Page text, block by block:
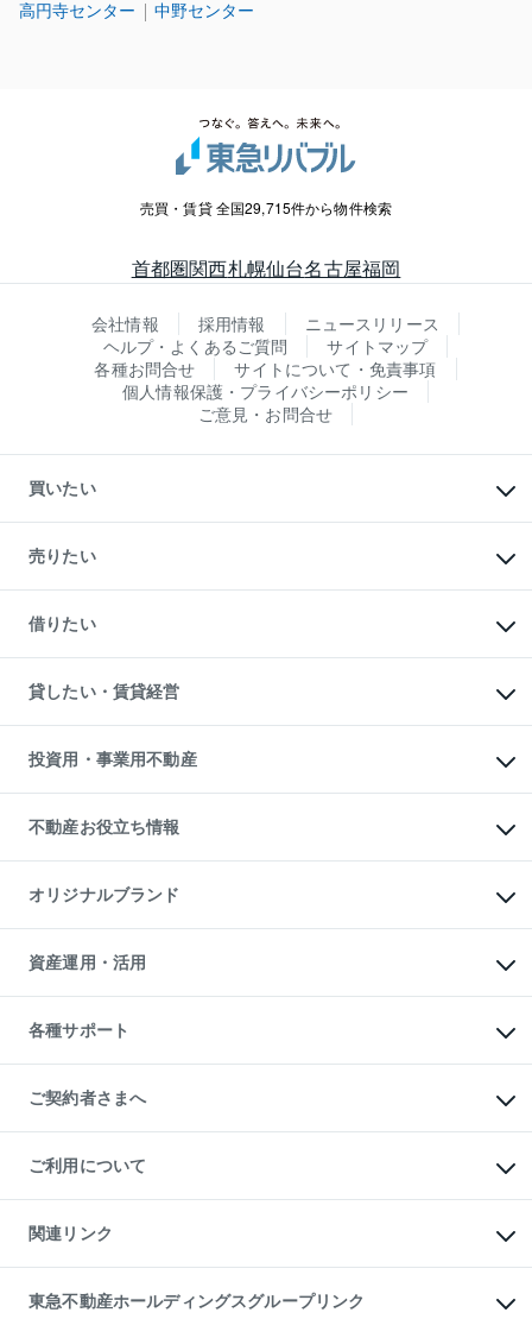
高円寺センター 中野センター
売買・賃貸 全国29,715件から物件検索
首都圏関西札幌仙台名古屋福岡
会社情報 採用情報
ニュースリリース
ヘルプ・よくあるご質問
サイトマップ
各種お問合せ
サイトについて・免責事項
個人情報保護・プライバシーポリシー
ご意見・お問合せ
買いたい
新築・分譲マンションの購入
中古マンションの購入
一戸建ての購入
中古一戸建ての購入
不動産購入の流れ
注目キーワード物件特集
購入ガイド
English 繁体中文簡体中文
売りたい
一戸建ての売却・査定
土地の売却・査定
スピードAI査定
不動産査定について
不動産売却の流れ
不動産買換えの流れ
売却ガイド
借りたい
オフィス・店舗の賃貸
借りるときの流れ
借りるガイド
貸したい・賃貸経営
マンション賃料データ
賃貸管理プラン
リロケーションについて
貸すガイド
投資用・事業用不動産
事業用不動産
マンション投資
投資用マンション
アパート経営
収益物件
ビル購入（ビル一棟）
投資用不動産の売却査定
事業用不動産の売却査定
不動産お役立ち情報
マンションライブラリー
人気マンションランキング
暮らしに役立つ不動産メディア
不動産相場・不動産価格情報
不動産コラム・ニュース
不動産用語集
不動産なんでもネット相談室
住まいの税金
オリジナルブランド
一棟リノベーションマンション
L`GENTE（ルジェンテ）
区分リノベーションマンション
投資用一棟レジデンスWELL
不動産小口投資
LEGACIA（レガシア）
資産運用・活用
不動産M&A
アセットマネジメント・出資
各種サポート
相続サポート
リフォームサポート
ご契約者さまへ
ご紹介・再契約特典
入居者様専用-各種ご案内（賃貸）
東急こすもす会「こすもすWeb」
ご利用について
金融商品取引について
東急リバブル ソーシャルメディアポリシー
ご意見・お問い合わせ（金融商品取引専用の相談・お問い合わせ窓口）
ダイレクトメール（郵送物）・Eメールなどの送付停止について
関連リンク
これからご結婚される方に東急百貨店のブライダルクラブ
人材サービスのご用命は 東急リバブルスタッフ株式会社まで
東急不動産ホールディングスグループリンク